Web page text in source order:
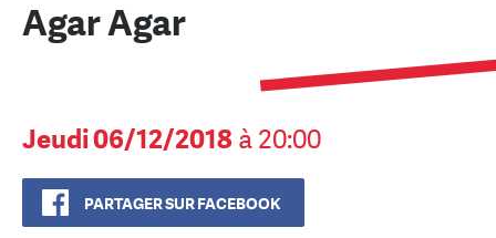
Agar Agar
Jeudi 06/12/2018 à 20:00
PARTAGER SUR FACEBOOK